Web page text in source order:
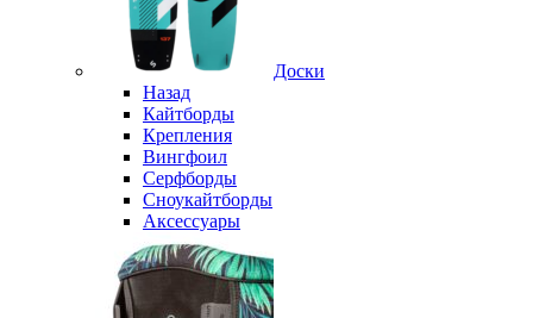
Доски
Назад
Кайтборды
Крепления
Вингфоил
Серфборды
Сноукайтборды
Аксессуары